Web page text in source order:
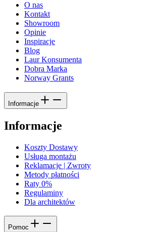
O nas
Kontakt
Showroom
Opinie
Inspiracje
Blog
Laur Konsumenta
Dobra Marka
Norway Grants
Informacje
Informacje
Koszty Dostawy
Usługa montażu
Reklamacje | Zwroty
Metody płatności
Raty 0%
Regulaminy
Dla architektów
Pomoc